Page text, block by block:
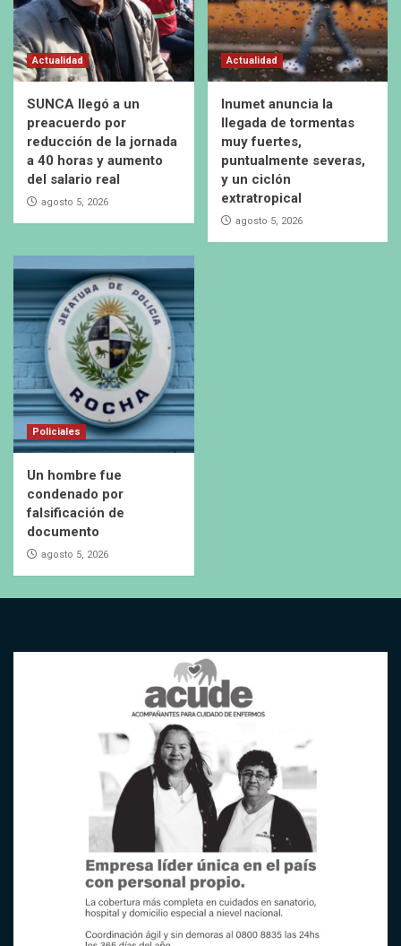
Actualidad
SUNCA llegó a un
preacuerdo por
reducción de la jornada
a 40 horas y aumento
del salario real
agosto 5, 2026
Actualidad
Inumet anuncia la
llegada de tormentas
muy fuertes,
puntualmente severas,
y un ciclón
extratropical
agosto 5, 2026
Policiales
Un hombre fue
condenado por
falsificación de
documento
agosto 5, 2026